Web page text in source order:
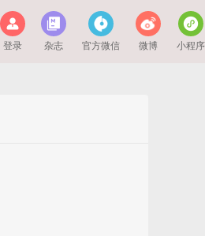
登录 杂志 官方微信 微博 小程序